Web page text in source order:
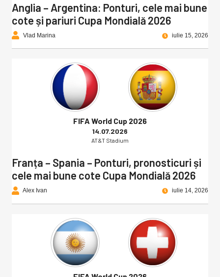
Anglia – Argentina: Ponturi, cele mai bune
cote și pariuri Cupa Mondială 2026
Vlad Marina iulie 15, 2026
FIFA World Cup 2026
14.07.2026
AT&T Stadium
Franța – Spania – Ponturi, pronosticuri și
cele mai bune cote Cupa Mondială 2026
Alex Ivan iulie 14, 2026